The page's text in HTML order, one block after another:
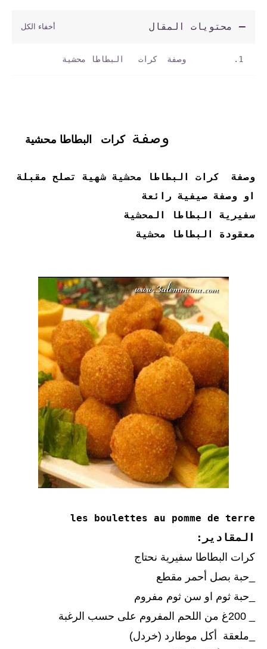
محتويات المقال
وصفة كرات البطاطا محشية
وصفة كرات البطاطا محشية
وصفة كرات البطاطا محشية شهية تصلح مقبلة
او وصفة صيفية رائعة
سفيرية البطاطا المحشية
معقودة البطاطا محشية
les boulettes au pomme de terre
المقادير:
كرات البطاطا سفيرية نحتاج
_حبة بصل أحمر مقطع
_حبة ثوم او سن ثوم مفروم
_ملعقة أكل موطارد (خردل)